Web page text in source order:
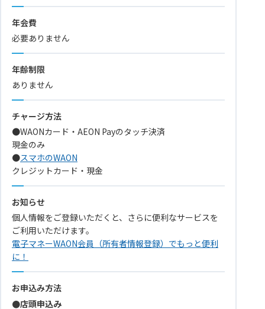
年会費
必要ありません
年齢制限
ありません
チャージ方法
●WAONカード・AEON Payのタッチ決済
現金のみ
●スマホのWAON
クレジットカード・現金
お知らせ
個人情報をご登録いただくと、さらに便利なサービスを
ご利用いただけます。
電子マネーWAON会員（所有者情報登録）でもっと便利
に！
お申込み方法
●店頭申込み